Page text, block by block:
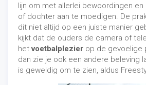
lijn om met allerlei bewoordingen
of dochter aan te moedigen. De
dit niet altijd op een juiste manier
kijkt dat de ouders de camera of
hetvoetbalplezier op de gevoelige
dan zie je ook een andere beleving
is geweldig om te zien, aldus